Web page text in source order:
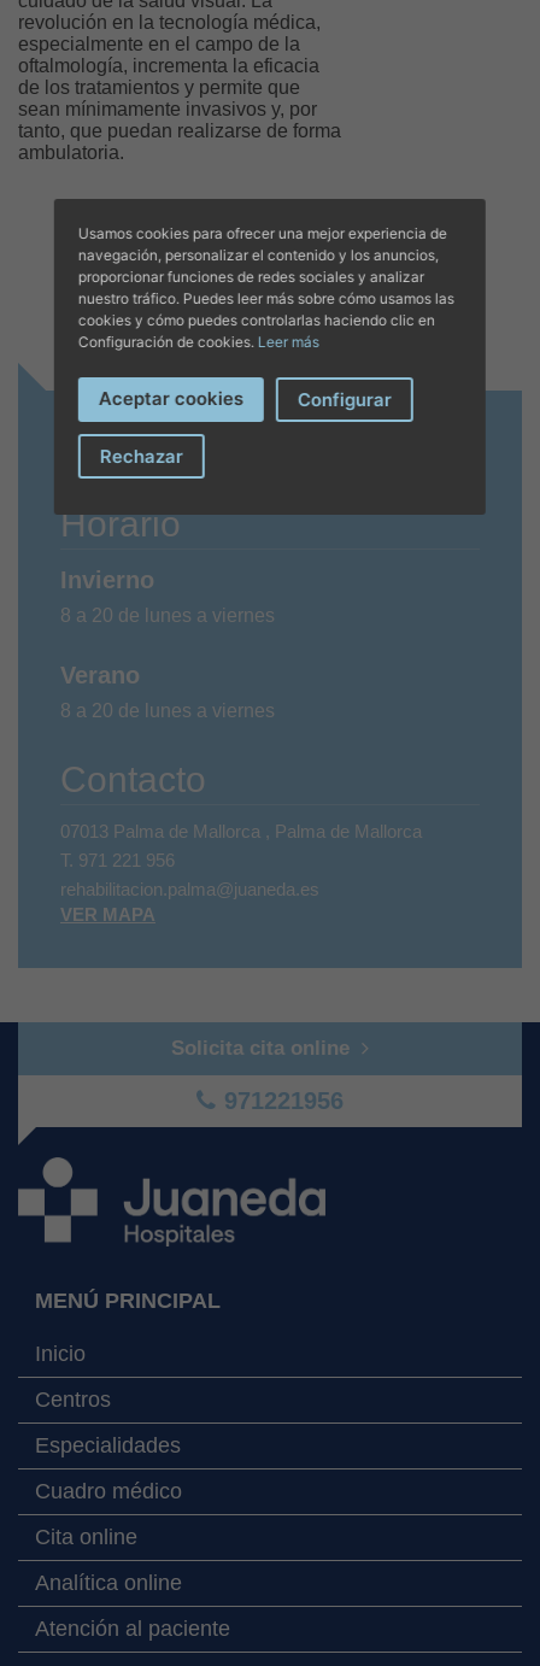
revolución en la tecnología médica,
especialmente en el campo de la
oftalmología, incrementa la eficacia
de los tratamientos y permite que
sean mínimamente invasivos y, por
tanto, que puedan realizarse de forma
ambulatoria.
Juaneda Salvà
Horario
Invierno
8 a 20 de lunes a viernes
Verano
8 a 20 de lunes a viernes
Contacto
07013 Palma de Mallorca , Palma de Mallorca
T. 971 221 956
rehabilitacion.palma@juaneda.es
VER MAPA
Solicita cita online
971221956
MENÚ PRINCIPAL
Inicio
Centros
Especialidades
Cuadro médico
Cita online
Analítica online
Atención al paciente
Usamos cookies para ofrecer una mejor experiencia de
navegación, personalizar el contenido y los anuncios,
proporcionar funciones de redes sociales y analizar
nuestro tráfico. Puedes leer más sobre cómo usamos las
cookies y cómo puedes controlarlas haciendo clic en
Configuración de cookies. Leer más
Aceptar cookies Configurar
Rechazar